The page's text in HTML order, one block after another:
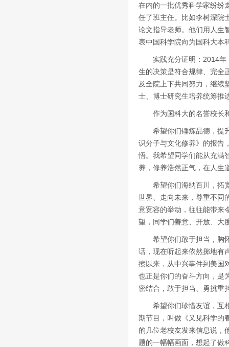
在内的一批优秀科学家纷纷
任了班主任。比如李树深院
论文指导老师。他们用人生
表中国科学院向为国科大本
实践充分证明：2014
生的决策是符合规律、完全
及全院上下共同努力，继续
士、博士研究生培养统筹推
作为国科大的名誉校长
希望你们锤炼品德，提
识分子与文化修养》的报告
悟。我希望同学们能从充满
养，修养浩然正气，在人生
希望你们海纳百川，拓
世界、走向未来，尊重不同
意宽容的举动，往往能带来
望，同学们善意、开放、大
希望你们敢于担当，胸
话，现在听起来依然掷地有
擦以来，从中兴事件到美国
也正是你们的奋斗方向，是
密结合，敢于担当、勇挑重
希望你们珍惜友谊，互
期节目，叫做《又见科学
的几位老校友发来信息说，
题的一幅幅画面，想起了做